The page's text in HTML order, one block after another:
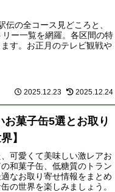
の全コース見どころと、
ー一覧を網羅。各区間の特
す。お正月のテレビ観戦や
2025.12.23 2025.12.24
菓子缶5選とお取り
】
可愛くて美味しい激レアお
和菓子缶、低糖質のトラン
なお取り寄せ情報をまとめ
の世界を楽しみましょう。